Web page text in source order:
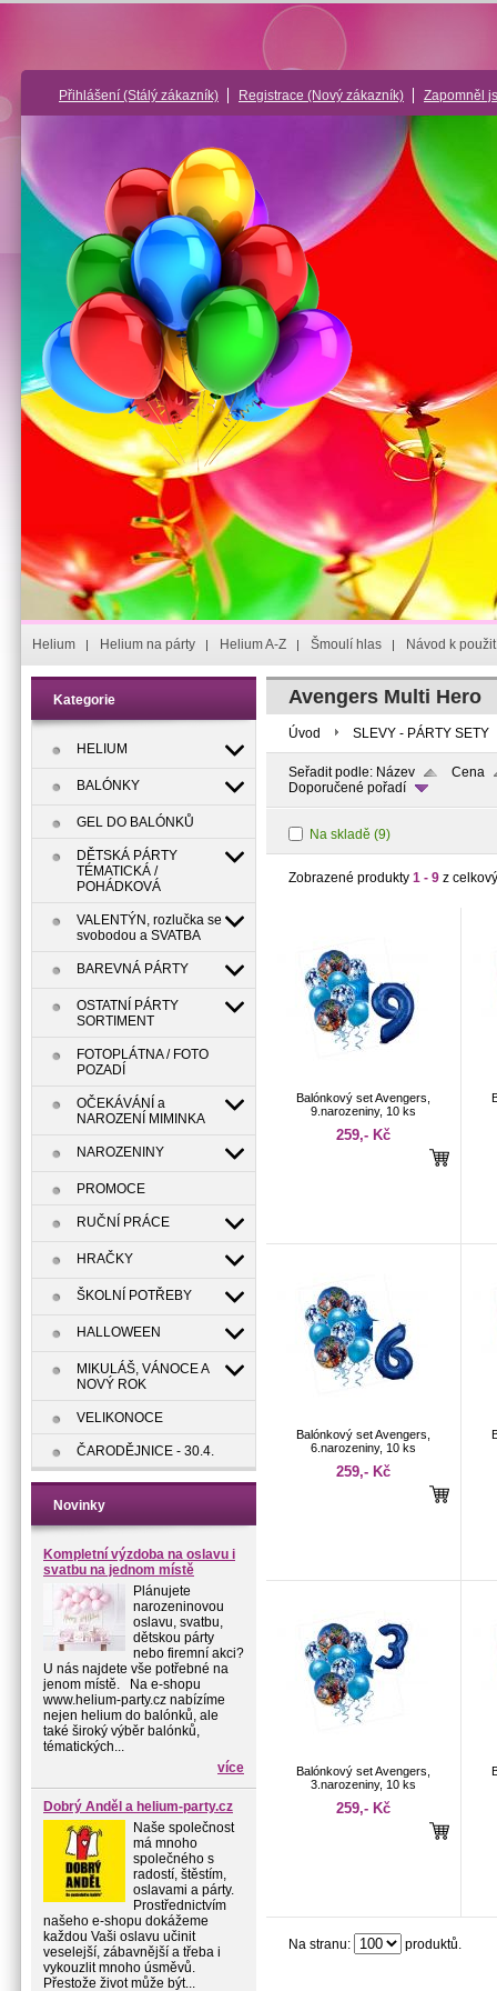
Přihlášení (Stálý zákazník) Registrace (Nový zákazník) Zapomněl
Helium Helium na párty Helium A-Z Šmoulí hlas Návod k
Kategorie
HELIUM
BALÓNKY
GEL DO BALÓNKŮ
DĚTSKÁ PÁRTY
TÉMATICKÁ /
POHÁDKOVÁ
VALENTÝN, rozlučka se
svobodou a SVATBA
BAREVNÁ PÁRTY
OSTATNÍ PÁRTY
SORTIMENT
FOTOPLÁTNA / FOTO
POZADÍ
OČEKÁVÁNÍ a
NAROZENÍ MIMINKA
NAROZENINY
PROMOCE
RUČNÍ PRÁCE
HRAČKY
ŠKOLNÍ POTŘEBY
HALLOWEEN
MIKULÁŠ, VÁNOCE A
NOVÝ ROK
VELIKONOCE
ČARODĚJNICE - 30.4.
Novinky
Kompletní výzdoba na oslavu i
svatbu na jednom místě
Plánujete
narozeninovou
oslavu, svatbu,
dětskou párty
nebo firemní akci?
U nás najdete vše potřebné na
jenom místě. Na e-shopu
www.helium-party.cz nabízíme
nejen helium do balónků, ale
také široký výběr balónků,
tématických...
více
Dobrý Anděl a helium-party.cz
Naše společnost
má mnoho
společného s
radostí, štěstím,
oslavami a párty.
Prostřednictvím
našeho e-shopu dokážeme
každou Vaši oslavu učinit
veselejší, zábavnější a třeba i
vykouzlit mnoho úsměvů.
Přestože život může být...
Avengers Multi Hero
Úvod SLEVY - PÁRTY SETY
Seřadit podle: Název
Cena
Doporučené pořadí
Na skladě (9)
Zobrazené produkty 1 - 9 z
Balónkový set Avengers,
9.narozeniny, 10 ks
259,- Kč
Balónkový set Avengers,
6.narozeniny, 10 ks
259,- Kč
Balónkový set Avengers,
3.narozeniny, 10 ks
259,- Kč
Na stranu: produktů.